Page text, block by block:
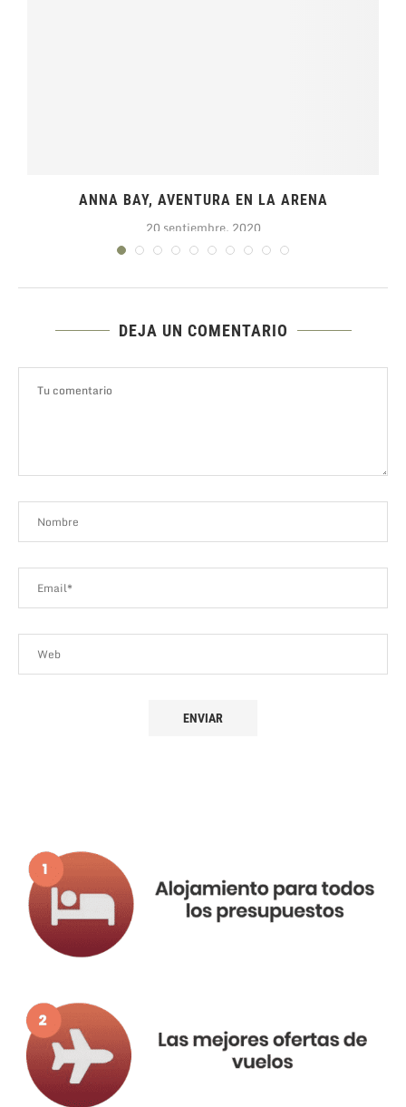
ANNA BAY, AVENTURA EN LA ARENA
20 septiembre, 2020
DEJA UN COMENTARIO